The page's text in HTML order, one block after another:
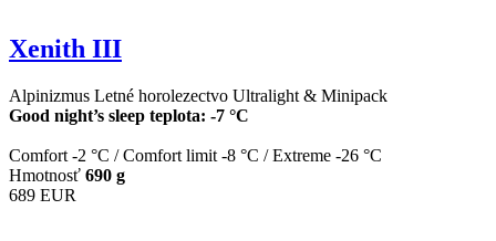
Xenith III
Alpinizmus Letné horolezectvo Ultralight & Minipack
Good night’s sleep teplota: -7 °C
Comfort -2 °C /Comfort limit -8 °C /Extreme -26 °C
Hmotnosť 690 g
689 EUR